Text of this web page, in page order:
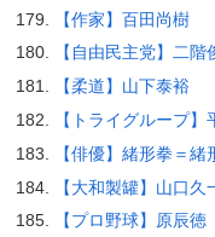
【作家】百田尚樹
【自由民主党】二階
【柔道】山下泰裕
【トライグループ
【俳優】緒形拳＝緒
【大和製罐】山口久
【プロ野球】原辰徳